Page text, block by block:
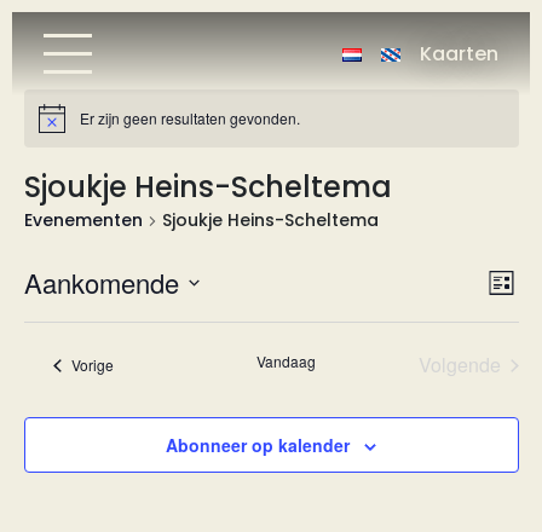
Kaarten
BerichtEr zijn geen resultaten gevonden.
Sjoukje Heins-Scheltema
Evenementen Sjoukje Heins-Scheltema
Lijst
Aankomende
Selecteer
datum.VorigeEvenementen Vandaag
Volgende
Abonneer op kalender